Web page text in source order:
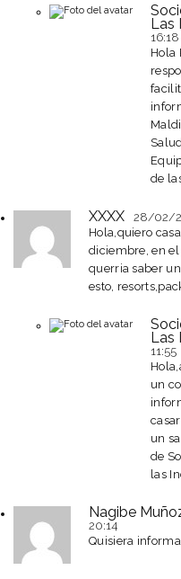
Las
16:18
Hola
de
XXXX 28/02/
Hola,quiero
diciembre, en el
querria saber
esto,
Las
11:55
un
un
de
las
Nagibe
20:14
Quisiera